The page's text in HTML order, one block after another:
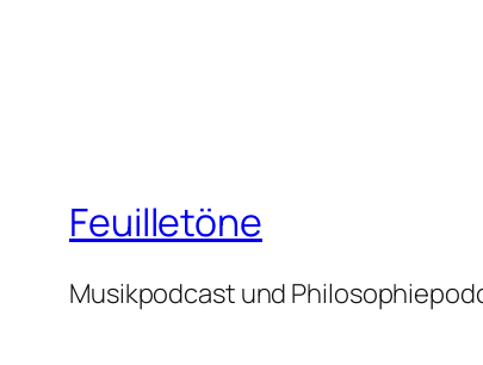
Feuilletöne
Musikpodcast und